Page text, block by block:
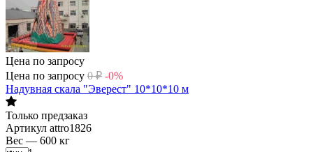
Цена по запросу
Цена по запросу 0 ₽ -0%
Надувная скала "Эверест" 10*10*10 м
Только предзаказ
Артикул attro1826
Вес — 600 кг